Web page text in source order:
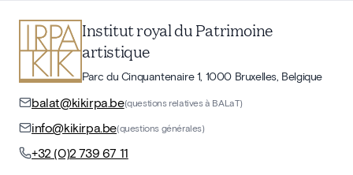
Institut royal du Patrimoine
artistique
Parc du Cinquantenaire 1, 1000 Bruxelles, Belgique
balat@kikirpa.be(questions relatives à BALaT)
info@kikirpa.be(questions générales)
+32 (0)2 739 67 11